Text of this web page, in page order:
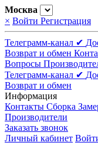
Москва
× Войти Регистрация
Телеграмм-канал ✔
Возврат и обмен
Вопросы
Телеграмм-канал ✔
Возврат и обмен
Информация
Контакты Сборка
Производители
Заказать звонок
Личный кабинет